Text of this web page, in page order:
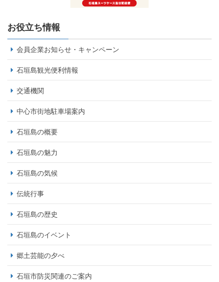
お役立ち情報
会員企業お知らせ・キャンペーン
石垣島観光便利情報
交通機関
中心市街地駐車場案内
石垣島の概要
石垣島の魅力
石垣島の気候
伝統行事
石垣島の歴史
石垣島のイベント
郷土芸能の夕べ
石垣市防災関連のご案内